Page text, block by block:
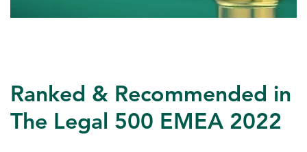
Ranked & Recommended in
The Legal 500 EMEA 2022